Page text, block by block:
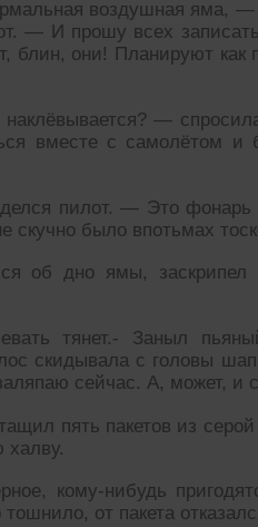
воздушная яма, —
— И прошу всех
блин, они! Планируют
—
вместе с самолётом и
пилот. — Это фонарь
скучно было впотьмах
об дно ямы,
тянет.- Заныл
скидывала с головы
сейчас. А, может, и
пять пакетов из
халву.
кому-нибудь
от пакета